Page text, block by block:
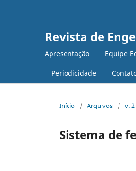
Revista de
Apresentação Equipe
Periodicidade
Início / Arquivos / v.
Sistema de